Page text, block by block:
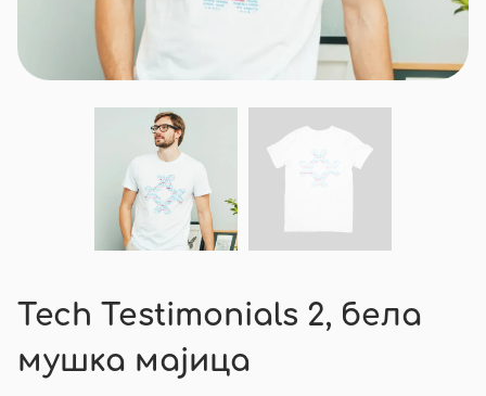
Tech Testimonials 2, бела
мушка мајица